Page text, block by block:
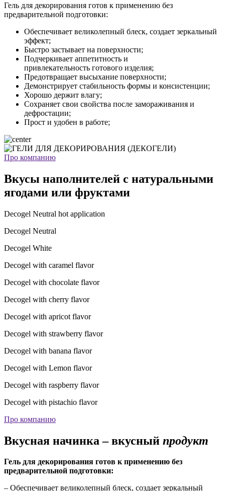
Гель для декорирования готов к применению без
предварительной подготовки:
Обеспечивает великолепный блеск, создает зеркальный
эффект;
Быстро застывает на поверхности;
Подчеркивает аппетитность и
привлекательность готового изделия;
Предотвращает высыхание поверхности;
Демонстрирует стабильность формы и консистенции;
Хорошо держит влагу;
Сохраняет свои свойства после замораживания и
дефростации;
Прост и удобен в работе;
Про компанию
Вкусы наполнителей с натуральными
ягодами или фруктами
Decogel Neutral hot application
Decogel Neutral
Decogel White
Decogel with caramel flavor
Decogel with chocolate flavor
Decogel with cherry flavor
Decogel with apricot flavor
Decogel with strawberry flavor
Decogel with banana flavor
Decogel with Lemon flavor
Decogel with raspberry flavor
Decogel with pistachio flavor
Про компанию
Вкусная начинка – вкусный продукт
Гель для декорирования готов к применению без
предварительной подготовки:
– Обеспечивает великолепный блеск, создает зеркальный